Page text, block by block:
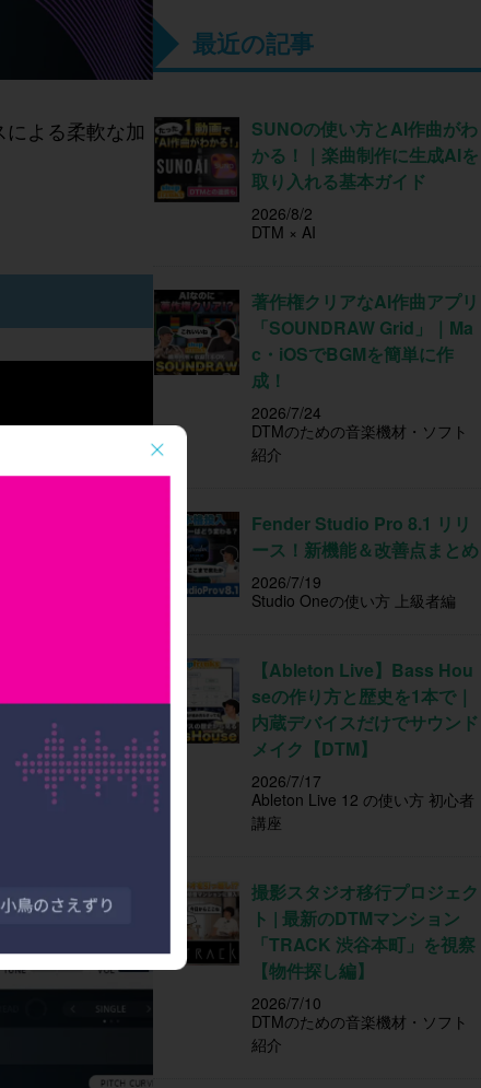
よる柔軟な加
最近の記事
SUNOの使い方とAI作曲がわ
かる！｜楽曲制作に生成AIを
取り入れる基本ガイド
2026/8/2
DTM × AI
著作権クリアなAI作曲アプリ
「SOUNDRAW Grid」｜Ma
c・iOSでBGMを簡単に作
成！
2026/7/24
DTMのための音楽機材・ソフト
紹介
Fender Studio Pro 8.1 リリ
ース！新機能＆改善点まとめ
2026/7/19
Studio Oneの使い方 上級者編
【Ableton Live】Bass Hou
seの作り方と歴史を1本で｜
内蔵デバイスだけでサウンド
メイク【DTM】
2026/7/17
Ableton Live 12 の使い方 初心者
講座
撮影スタジオ移行プロジェク
ト | 最新のDTMマンション
「TRACK 渋谷本町」を視察
【物件探し編】
2026/7/10
DTMのための音楽機材・ソフト
紹介